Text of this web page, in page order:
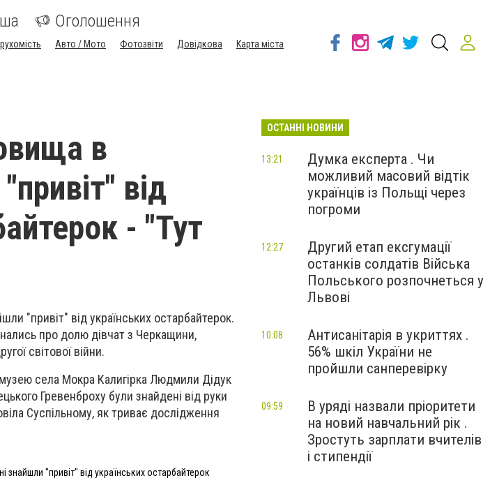
Оголошення
Авто / Мото Фотозвіти Довідкова
Карта міста
в
від
- "Тут
"привіт" від українських остарбайтерок.
про долю дівчат з Черкащини,
світової війни.
села Мокра Калигірка Людмили Дідук
Гревенброху були знайдені від руки
Суспільному, як триває дослідження
знайшли "привіт" від українських остарбайтерок
ОСТАННІ НОВИНИ
Думка експерта . Чи
можливий масовий відтік
українців із Польщі через
погроми
13:21
Другий етап ексгумації
останків солдатів Війська
Польського розпочнеться у
Львові
12:27
Антисанітарія в укриттях .
56% шкіл України не
пройшли санперевірку
10:08
В уряді назвали пріоритети
на новий навчальний рік .
Зростуть зарплати вчителів
і стипендії
09:59